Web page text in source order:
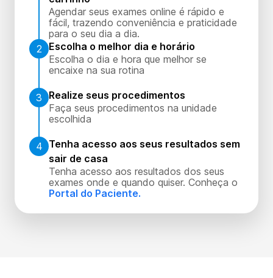
Agendar seus exames online é rápido e
fácil, trazendo conveniência e praticidade
para o seu dia a dia.
2
Escolha o melhor dia e horário
Escolha o dia e hora que melhor se
encaixe na sua rotina
3
Realize seus procedimentos
Faça seus procedimentos na unidade
escolhida
4 Tenha acesso aos seus resultados sem
sair de casa
Tenha acesso aos resultados dos seus
exames onde e quando quiser. Conheça o
Portal do Paciente.